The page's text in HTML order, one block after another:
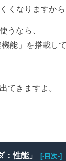
くなりますから
うなら、
能」を搭載し
てきますよ。
：性能」 [-目次-]